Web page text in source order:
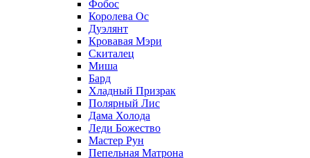
Фобос
Королева Ос
Дуэлянт
Кровавая Мэри
Скиталец
Миша
Бард
Хладный Призрак
Полярный Лис
Дама Холода
Леди Божество
Мастер Рун
Пепельная Матрона